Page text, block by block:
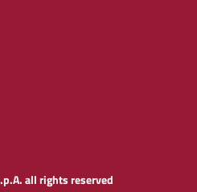
all rights reserved